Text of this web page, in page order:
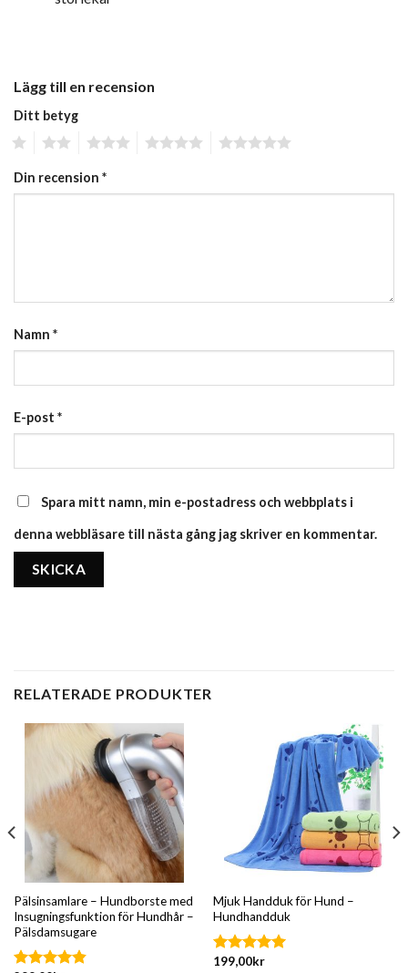
Lägg till en recension
Ditt betyg
Din recension *
Namn *
E-post *
Spara mitt namn, min e-postadress och webbplats i
denna webbläsare till nästa gång jag skriver en kommentar.
RELATERADE PRODUKTER
Pälsinsamlare – Hundborste med
Insugningsfunktion för Hundhår –
Pälsdamsugare
Mjuk Handduk för Hund –
Hundhandduk
Betygsatt
199,00kr